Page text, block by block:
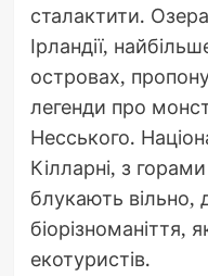
сталактити.
Ірландії,
островах,
легенди про
Несського.
Кілларні, з
блукають
біорізноманіття,
екотуристів.